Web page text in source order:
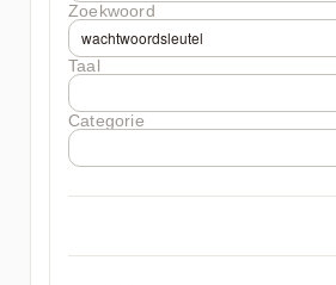
Zoekwoord
Taal
Categorie